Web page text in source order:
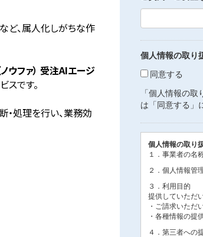
ど、属人化しがちな作
ウファ） 受注AIエージ
です。
・処理を行い、業務効